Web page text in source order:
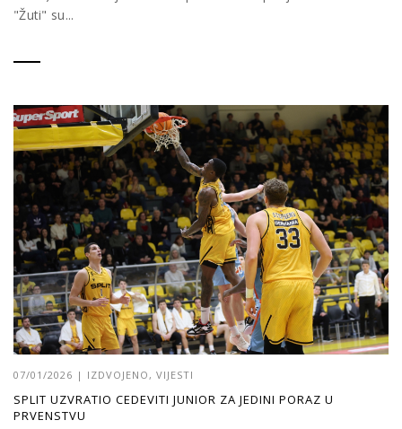
"Žuti" su...
07/01/2026 | IZDVOJENO, VIJESTI
SPLIT UZVRATIO CEDEVITI JUNIOR ZA JEDINI PORAZ U
PRVENSTVU